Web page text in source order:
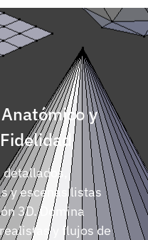
y
y escenas listas
3D. Domina
y flujos de